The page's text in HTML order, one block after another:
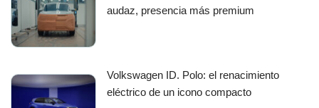
audaz, presencia más premium
Volkswagen ID. Polo: el renacimiento
eléctrico de un icono compacto